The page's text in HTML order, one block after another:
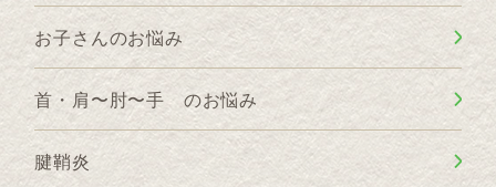
お子さんのお悩み
首・肩〜肘〜手 のお悩み
腱鞘炎